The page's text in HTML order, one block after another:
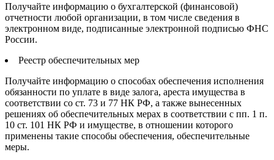
Получайте информацию о бухгалтерской (финансовой)
отчетности любой организации, в том числе сведения в
электронном виде, подписанные электронной подписью ФНС
России.
Реестр обеспечительных мер
Получайте информацию о способах обеспечения исполнения
обязанности по уплате в виде залога, ареста имущества в
соответствии со ст. 73 и 77 НК РФ, а также вынесенных
решениях об обеспечительных мерах в соответствии с пп. 1 п.
10 ст. 101 НК РФ и имуществе, в отношении которого
применены такие способы обеспечения, обеспечительные
меры.